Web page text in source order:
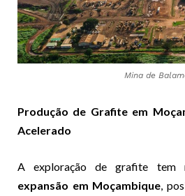
Mina de
Produção de Grafite em
Acelerado
A exploração de grafite tem
expansão em Moçambique,